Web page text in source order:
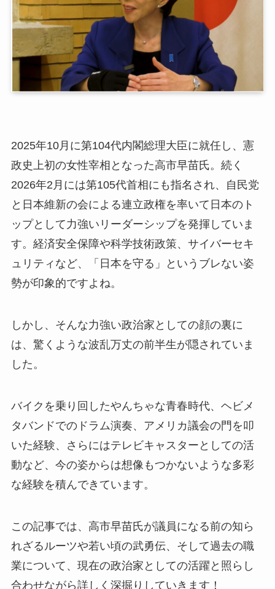
2025年10月に第104代内閣総理大臣に就任し、憲
政史上初の女性宰相となった高市早苗氏。続く
2026年2月には第105代首相にも指名され、自民党
と日本維新の会による連立政権を率いて日本のト
ップとして力強いリーダーシップを発揮していま
す。経済安全保障や科学技術政策、サイバーセキ
ュリティなど、「日本を守る」というブレない姿
勢が印象的ですよね。
しかし、そんな力強い政治家としての顔の裏に
は、驚くような波乱万丈の前半生が隠されていま
した。
バイクを乗り回したやんちゃな青春時代、ヘビメ
タバンドでのドラム演奏、アメリカ議会の門を叩
いた経験、さらにはテレビキャスターとしての活
動など、今の姿からは想像もつかないような多彩
な経験を積んできています。
この記事では、高市早苗氏が議員になる前の知ら
れざるルーツや若い頃の武勇伝、そして過去の職
業について、現在の政治家としての活躍と照らし
合わせながら詳しく深掘りしていきます！